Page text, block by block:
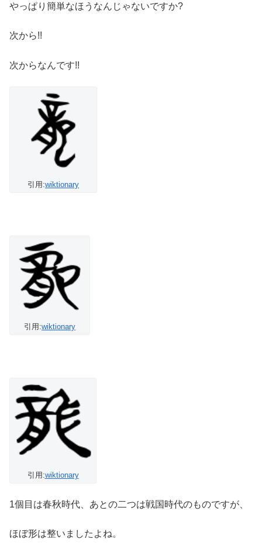
やっぱり簡単なほうなんじゃないですか?
次から!!
次からなんです!!
引用:wiktionary
引用:wiktionary
引用:wiktionary
1個目は春秋時代、あとの二つは戦国時代のものですが、
ほぼ形は整いましたよね。